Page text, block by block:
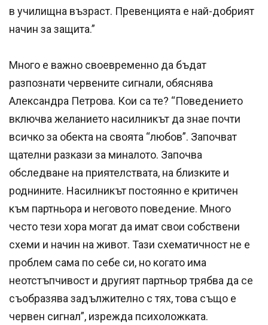
в училищна възраст. Превенцията е най-добрият
начин за защита.”
Много е важно своевременно да бъдат
разпознати червените сигнали, обяснява
Александра Петрова. Кои са те? “Поведението
включва желанието насилникът да знае почти
всичко за обекта на своята “любов”. Започват
щателни разкази за миналото. Започва
обследване на приятелствата, на близките и
роднините. Насилникът постоянно е критичен
към партньора и неговото поведение. Много
често тези хора могат да имат свои собствени
схеми и начин на живот. Тази схематичност не е
проблем сама по себе си, но когато има
неотстъпчивост и другият партньор трябва да се
съобразява задължително с тях, това също е
червен сигнал”, изрежда психоложката.